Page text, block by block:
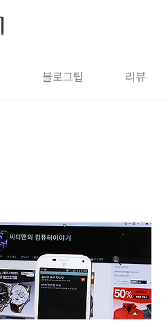
블로그팁 리뷰